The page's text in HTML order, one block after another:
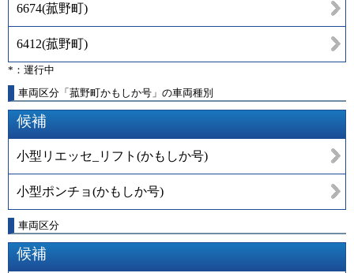
6674(菰野町)
6412(菰野町)
*：運行中
車両区分「菰野町かもしか号」の車両種別
候補
小型リエッセ_リフト(かもしか号)
小型ポンチョ(かもしか号)
車両区分
候補